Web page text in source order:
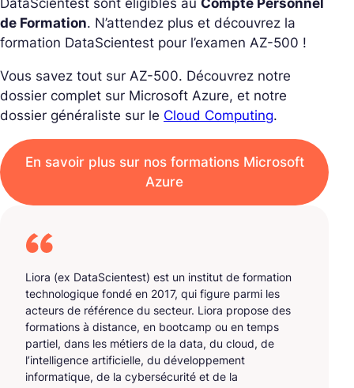
DataScientest sont éligibles au Compte Personnel
de Formation. N’attendez plus et découvrez la
formation DataScientest pour l’examen AZ-500 !
Vous savez tout sur AZ-500. Découvrez notre
dossier complet sur Microsoft Azure, et notre
dossier généraliste sur le Cloud Computing.
En savoir plus sur nos formations Microsoft
Azure
Liora (ex DataScientest) est un institut de formation
technologique fondé en 2017, qui figure parmi les
acteurs de référence du secteur. Liora propose des
formations à distance, en bootcamp ou en temps
partiel, dans les métiers de la data, du cloud, de
l’intelligence artificielle, du développement
informatique, de la cybersécurité et de la